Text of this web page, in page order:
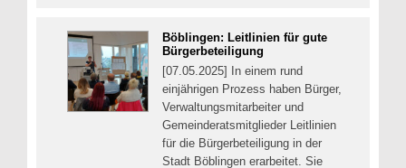
Böblingen: Leitlinien für gute
Bürgerbeteiligung
[07.05.2025] In einem rund
einjährigen Prozess haben Bürger,
Verwaltungsmitarbeiter und
Gemeinderatsmitglieder Leitlinien
für die Bürgerbeteiligung in der
Stadt Böblingen erarbeitet. Sie